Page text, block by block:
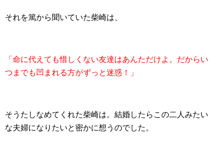
それを篤から聞いていた柴崎は、
「命に代えても惜しくない友達はあんただけよ。だからい
つまでも凹まれる方がずっと迷惑！」
そうたしなめてくれた柴崎は。結婚したらこの二人みたい
な夫婦になりたいと密かに想うのでした。